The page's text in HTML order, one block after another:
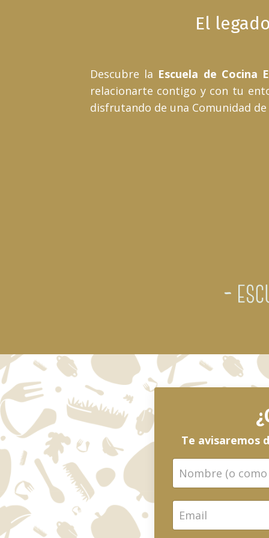
El
Descubre la Escuela de Cocina
relacionarte contigo y con tu
disfrutando de una Comunidad
Te avisaremos